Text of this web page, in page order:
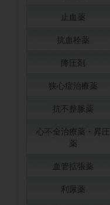
止血薬
抗血栓薬
降圧剤
狭心症治療薬
抗不整脈薬
心不全治療薬・昇圧
薬
血管拡張薬
利尿薬